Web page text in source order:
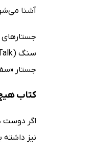
آشنا
جستار
کتاب
اگر دوست
نیز